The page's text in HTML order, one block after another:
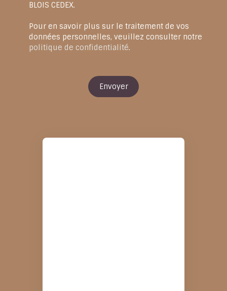
BLOIS CEDEX.
Pour en savoir plus sur le traitement de vos
données personnelles, veuillez consulter notre
politique de confidentialité.
Envoyer